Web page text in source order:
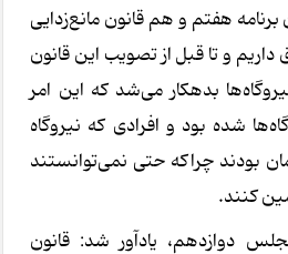
برنامه هفتم و هم قانون مانع‌زدایی
و تا قبل از تصویب این قانون
بدهکار می‌شد که این امر
شده بود و افرادی که نیروگاه
بودند چراکه حتی نمی‌توانستند
کنند.
دوازدهم، یادآور شد: قانون